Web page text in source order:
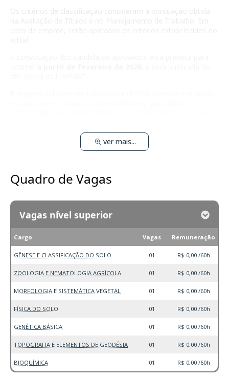
Os critérios de classificação consideram a pontuação obtida
ver mais...
Quadro de Vagas
Vagas nível superior
Cargo Vagas Remuneração
GÊNESE E CLASSIFICAÇÃO DO SOLO 01 R$ 0,00 /60h
ZOOLOGIA E NEMATOLOGIA AGRÍCOLA 01 R$ 0,00 /60h
MORFOLOGIA E SISTEMÁTICA VEGETAL 01 R$ 0,00 /60h
FÍSICA DO SOLO 01 R$ 0,00 /60h
GENÉTICA BÁSICA 01 R$ 0,00 /60h
TOPOGRAFIA E ELEMENTOS DE GEODÉSIA 01 R$ 0,00 /60h
BIOQUÍMICA 01 R$ 0,00 /60h